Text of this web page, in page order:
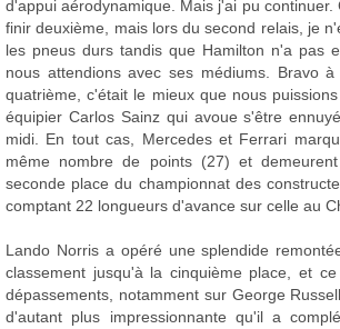
d'appui aérodynamique. Mais j'ai pu continuer.
finir deuxième, mais lors du second relais, je
les pneus durs tandis que Hamilton n'a pas
nous attendions avec ses médiums. Bravo
quatrième, c'était le mieux que nous
équipier Carlos Sainz qui avoue s'être
midi. En tout cas, Mercedes et Ferrari
même nombre de points (27) et
seconde place du championnat des
comptant 22 longueurs d'avance sur celle au
Lando Norris a opéré une splendide
classement jusqu'à la cinquième place, et
dépassements, notamment sur George
d'autant plus impressionnante qu'il a